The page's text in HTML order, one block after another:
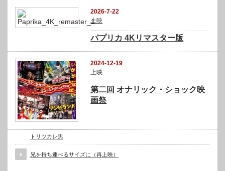
2026-7-22
上映
パプリカ 4Kリマスター版
2024-12-19
上映
第二回 オナリック・ショック映
画祭
トリツカレ男
兄を持ち運べるサイズに（再上映）